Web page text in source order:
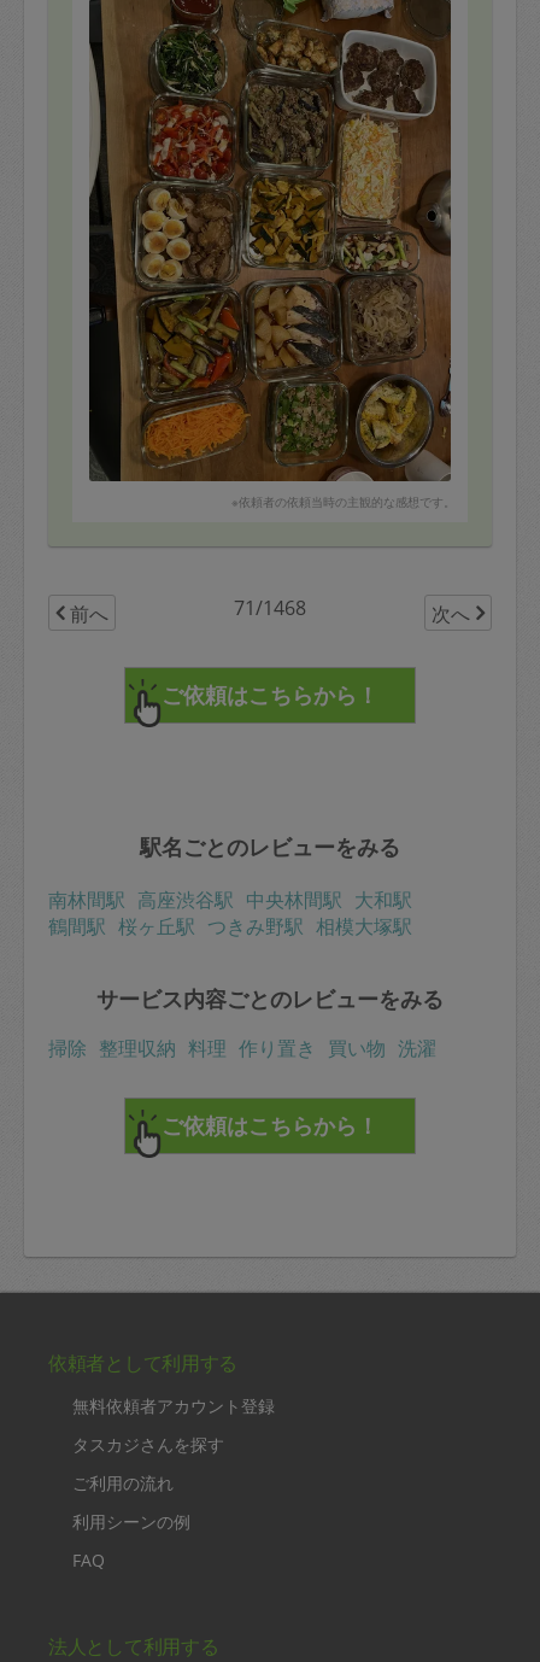
また、こちらの都合で時間変更を対応していただき、感
謝です！また機会があれば、ぜひよろしくお願い致しま
す。
※依頼者の依頼当時の主観的な感想です。
前へ 71/1468 次へ
駅名ごとのレビューをみる
南林間駅 高座渋谷駅 中央林間駅 大和駅
鶴間駅 桜ヶ丘駅 つきみ野駅 相模大塚駅
サービス内容ごとのレビューをみる
掃除 整理収納 料理 作り置き 買い物 洗濯
依頼者として利用する
無料依頼者アカウント登録
タスカジさんを探す
ご利用の流れ
利用シーンの例
FAQ
法人として利用する